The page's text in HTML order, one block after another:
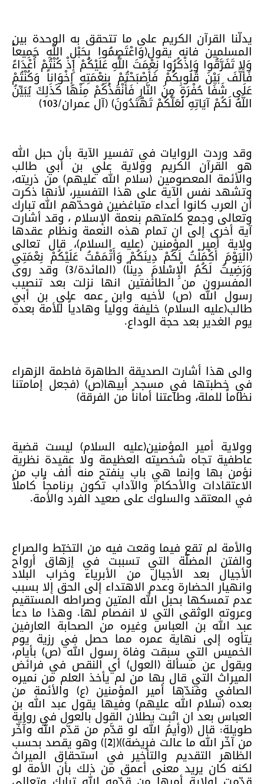
يدلّنا القرآن الكريم على ما تتحقق به الوحدة بين
المسلمين فانه يقول(وَاعْتَصِمُوا بِحَبْلِ اللَّهِ جَمِيعاً
وَلا تَفَرَّقُوا وَاذْكُرُوا نِعْمَتَ اللَّهِ عَلَيْكُمْ إِذْ كُنْتُمْ أَعْدَاءً
فَأَلَّفَ بَيْنَ قُلُوبِكُمْ فَأَصْبَحْتُمْ بِنِعْمَتِهِ إِخْوَاناً وَكُنْتُمْ
عَلَى شَفَا حُفْرَةٍ مِنَ النَّارِ فَأَنْقَذَكُمْ مِنْهَا كَذَلِكَ يُبَيِّنُ
اللَّهُ لَكُمْ آيَاتِهِ لَعَلَّكُمْ تَهْتَدُونَ) (آل عمران/103)
وقد وردت الروايات في تفسير الآية بأن حبل الله
هو القرآن الكريم وولاية علي بن أبي طالب
والأئمة المعصومين (سلام الله عليهم) من ذريته،
وتشهد نفس الآية على هذا التفسير، لأنها ذكرت
أن العرب كانوا أعداء متباغضين فوحدّهم الله تبارك
وتعالى وجمع كلمتهم بنعمة الإسلام ، وقد أشارت
آية أخرى إلى ان تمام هذه النعمة ونظام عقدها
ولاية أمير المؤمنين (عليه السلام)، قال تعالى
(الْيَوْمَ أَكْمَلْتُ لَكُمْ دِينَكُمْ وَأَتْمَمْتُ عَلَيْكُمْ نِعْمَتِي
وَرَضِيتُ لَكُمُ الْإِسْلامَ دِيناً) (المائدة/3) وقد روى
المفسرون من الطائفتين انها نزلت بعد تنصيب
رسول الله (ص) لأخيه وابن عمه علي بن أبي
طالب(عليه السلام) خليفة وولياً وهادياً للأمة بعده
يوم الغدير بعد حجة الوداع.
والى هذا أشارت الصديقة الطاهرة فاطمة الزهراء
في خطبتها في مسجد أبيها(ص) (فجعل إمامتنا
نظاماً للملة، وطاعتنا أماناً من الفرقة)
وولاية أمير المؤمنين(عليه السلام) ليست قضية
عاطفية تجاه شخصيته العظيمة ولا عقيدة نظرية
نؤمن بها وإنما هي باب ينفتح منه ألف باب من
الاعتقادات والأحكام والآداب تكون برنامجاً كاملاً
في المعتقد والسلوك على صعيد الفرد والأمة.
والأمة لم تقع فيما وقعت فيه من التخبّط والصراع
والفتن المضلّة التي تسببت في إزهاق أرواح
الأجيال بعد الأجيال من الأبرياء وخراب البلاد
وانهيار الحضارة وعدم الاهتداء إلى الحق إلا بسبب
عدم تمسكها بحبل الله المتين وصراطه المستقيم
وعروته الوثقى التي لا انفصام لها. وهذا ما دعا
عبد الله بن العباس وغيره من الصحابة العارفين
يتأوه إلى نهاية عمره مما حصل في رزية يوم
الخميس التي سبقت وفاة رسول الله (ص) بأيام،
ويقول عن مسألة (العول) أي النقص في فرائض
الميراث التي قال بها من لم يأخذ العلم من نميره
الصافي وفندّها أمير المؤمنين (ع) والأئمة من
بعده (سلام الله عليهم) وفيها يقول عبد الله بن
العباس بعد ان اثبت بطلان القول بالعول في رواية
طويلة: قال ((وأيمُ الله لو قدَّم من قدَّم الله وآُخّر
من آخّر الله ما عالت فريضة))([2]) وهو يقصد بحسب
الظاهر التقديم والتأخير في استحقاق الميراث
لكنه كان يريد معنى أعمق من ذلك بأن الأمة لو